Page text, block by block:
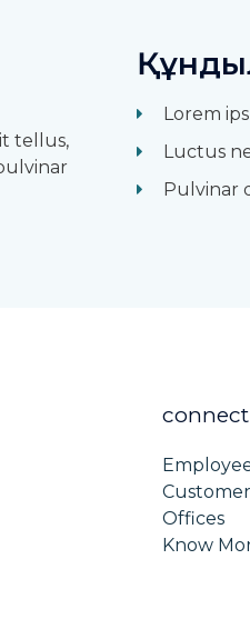
tellus,
Lorem
Luctus
Pulvinar
connect
Offices
Know